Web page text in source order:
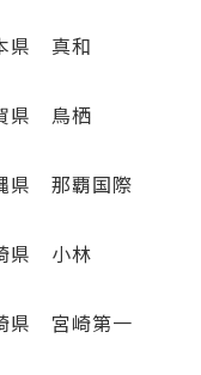
真和
鳥栖
那覇国際
小林
宮崎第一